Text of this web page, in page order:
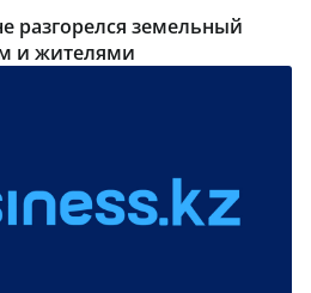
разгорелся земельный
и жителями